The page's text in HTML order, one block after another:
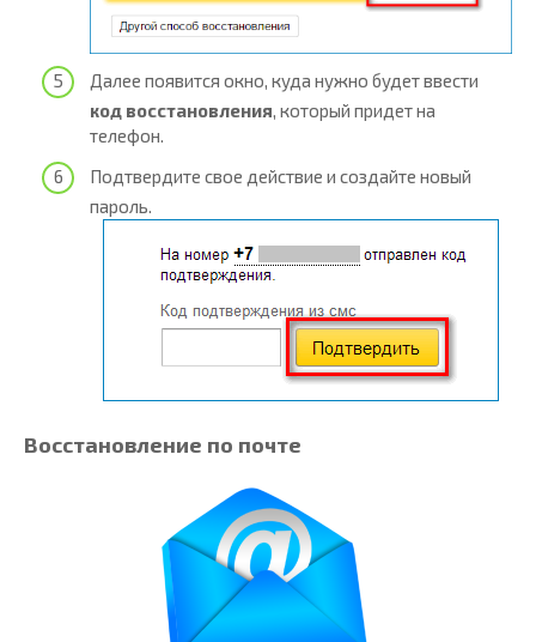
Далее появится окно, куда нужно будет ввести
код восстановления, который придет на
телефон.
Подтвердите свое действие и создайте новый
пароль.
Восстановление по почте